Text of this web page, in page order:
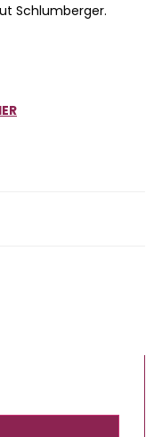
Schlumberger.